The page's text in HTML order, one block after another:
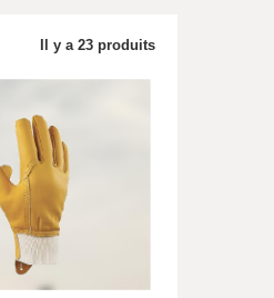
Il y a 23 produits